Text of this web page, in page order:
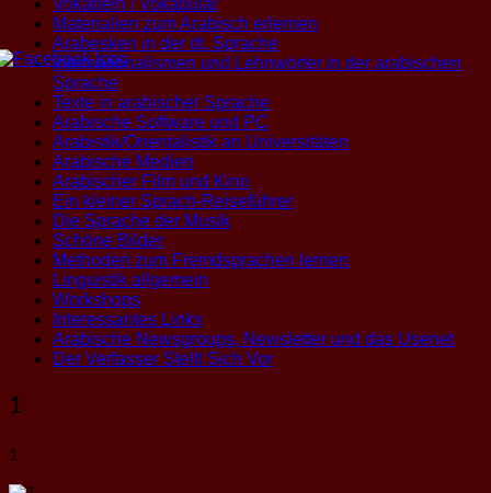
Vokabeln / Vokabular
Materialien zum Arabisch erlernen
Arabesken in der dt. Sprache
Internationalismen und Lehnwörter in der arabischen
Sprache
Texte in arabischer Sprache
Arabische Software und PC
Arabistik/Orientalistik an Universitäten
Arabische Medien
Arabischer Film und Kino
Ein kleiner Sprach-Reiseführer
Die Sprache der Musik
Schöne Bilder
Methoden zum Fremdsprachen lernen
Linguistik allgemein
Workshops
Interessantes Links
Arabische Newsgroups, Newsletter und das Usenet
Der Verfasser Stellt Sich Vor
1
1